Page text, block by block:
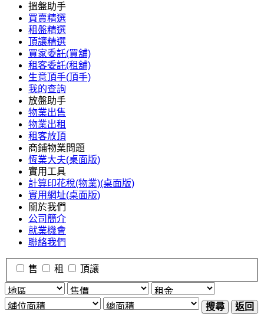
搵盤助手
買賣精選
租盤精選
頂讓精選
買家委託(買舖)
租客委託(租舖)
生意頂手(頂手)
我的查詢
放盤助手
物業出售
物業出租
租客放頂
商鋪物業問題
恆業大夫(桌面版)
實用工具
計算印花稅(物業)(桌面版)
實用網址(桌面版)
關於我們
公司簡介
就業機會
聯絡我們
售 租 頂讓
搜尋 返回